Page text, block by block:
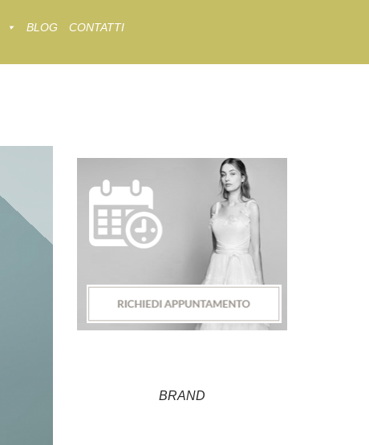
BLOG CONTATTI
BRAND